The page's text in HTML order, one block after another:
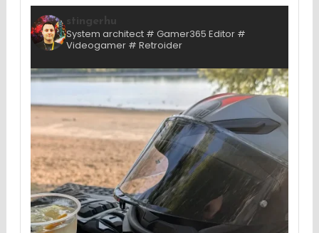
System architect # Gamer365 Editor #
Videogamer # Retroider